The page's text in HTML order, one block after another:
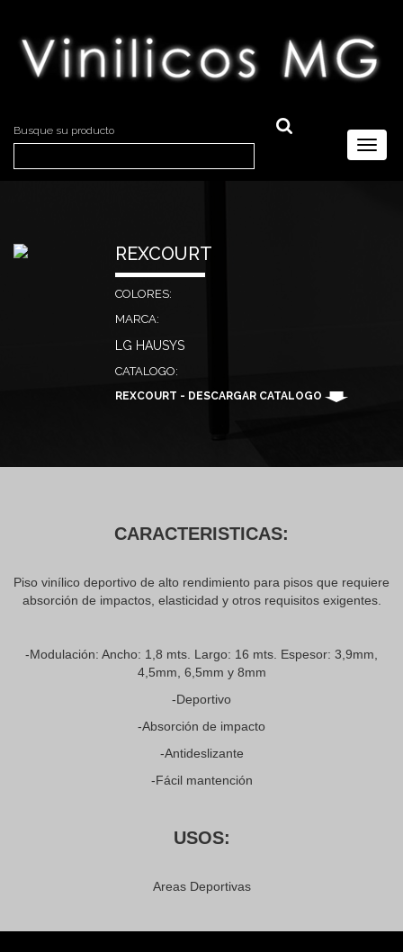
Busque su producto
REXCOURT
COLORES:
MARCA:
LG HAUSYS
CATALOGO:
REXCOURT - DESCARGAR CATALOGO
CARACTERISTICAS:
Piso vinílico deportivo de alto rendimiento para pisos que requiere
absorción de impactos, elasticidad y otros requisitos exigentes.
-Modulación: Ancho: 1,8 mts. Largo: 16 mts. Espesor: 3,9mm,
4,5mm, 6,5mm y 8mm
-Deportivo
-Absorción de impacto
-Antideslizante
-Fácil mantención
USOS:
Areas Deportivas